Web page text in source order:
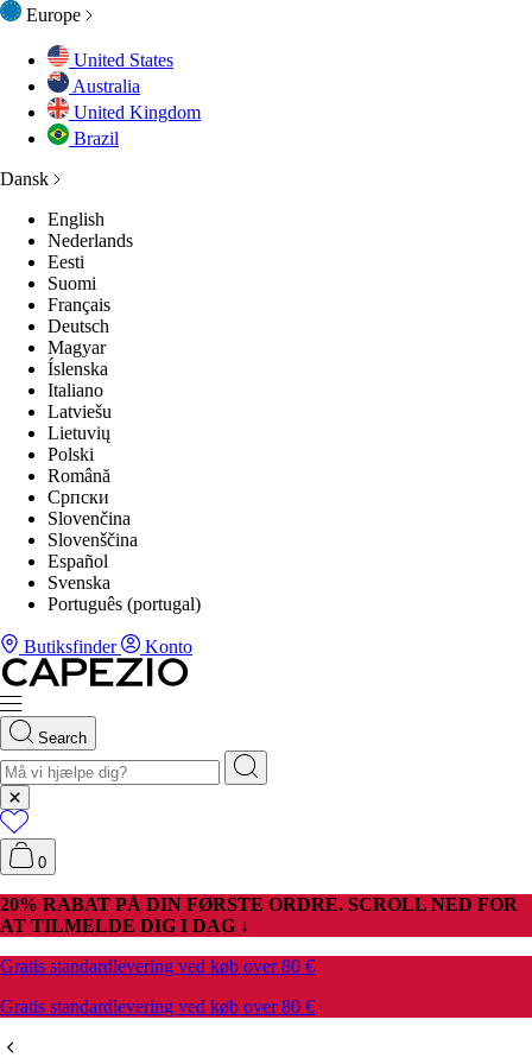
Europe
United States
Australia
United Kingdom
Brazil
Dansk
English
Nederlands
Eesti
Suomi
Français
Deutsch
Magyar
Íslenska
Italiano
Latviešu
Lietuvių
Polski
Română
Српски
Slovenčina
Slovenščina
Español
Svenska
Português (portugal)
Butiksfinder Konto
ALT
ALT
ALT
Search
0
20% RABAT PÅ DIN FØRSTE ORDRE. SCROLL NED FOR
AT TILMELDE DIG I DAG ↓
Gratis standardlevering ved køb over 80 €
Gratis standardlevering ved køb over 80 €